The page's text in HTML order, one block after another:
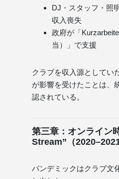
DJ・スタッフ・照
収入喪失
政府が「
当）」で支援
クラブを収入源としてい
が影響を受けたことは、
認されている。
第三章：オンライン
Stream”（2020–2021
パンデミックはクラブ文